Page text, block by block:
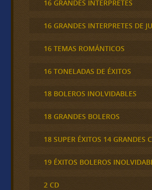
16 GRANDES INTERPRETES
16 GRANDES INTERPRETES DE
16 TEMAS ROMÁNTICOS
16 TONELADAS DE ÉXITOS
18 BOLEROS INOLVIDABLES
18 GRANDES BOLEROS
18 SUPER ÉXITOS 14 GRANDES
19 ÉXITOS BOLEROS
2 CD